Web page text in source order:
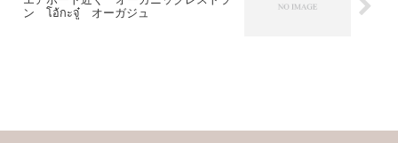
ン โอ้กะจู๋ オーガジュ